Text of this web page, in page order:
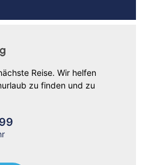
Reise. Wir helfen
zu finden und zu